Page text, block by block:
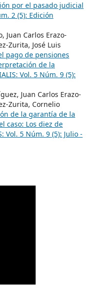
por el pasado judicial
2 (5): Edición
Juan Carlos Erazo-
Zurita, José Luis
pago de pensiones
de la
Vol. 5 Núm. 9 (5):
Juan Carlos Erazo-
Zurita, Cornelio
de la garantía de la
caso: Los diez de
Vol. 5 Núm. 9 (5): Julio -